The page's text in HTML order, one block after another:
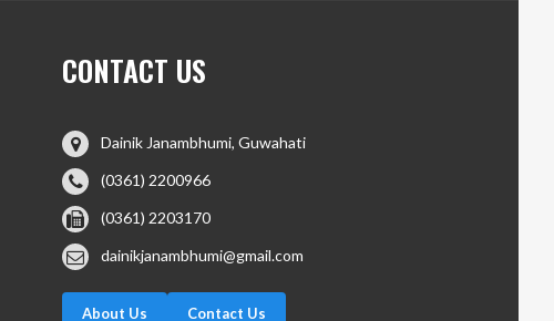
CONTACT US
Dainik Janambhumi, Guwahati
(0361) 2200966
(0361) 2203170
dainikjanambhumi@gmail.com
About Us Contact Us